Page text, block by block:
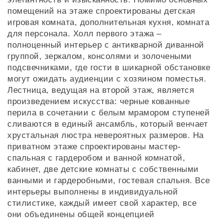
помещений на этаже спроектированы детская
игровая комната, дополнительная кухня, комната
для персонала. Холл первого этажа –
полноценный интерьер с антикварной диванной
группой, зеркалом, консолями и золочеными
подсвечниками, где гости в шикарной обстановке
могут ожидать аудиенции с хозяином поместья.
Лестница, ведущая на второй этаж, является
произведением искусства: черные кованные
перила в сочетании с белым мрамором ступеней
сливаются в единый ансамбль, который венчает
хрустальная люстра невероятных размеров. На
приватном этаже спроектированы мастер-
спальная с гардеробом и ванной комнатой,
кабинет, две детские комнаты с собственными
ванными и гардеробными, гостевая спальня. Все
интерьеры выполнены в индивидуальной
стилистике, каждый имеет свой характер, все
они объединены общей концепцией